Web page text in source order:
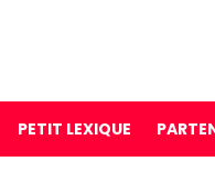
PETIT LEXIQUE